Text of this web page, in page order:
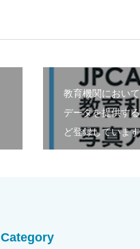
教育機関におい
データを提供す
ど登録しています
Category